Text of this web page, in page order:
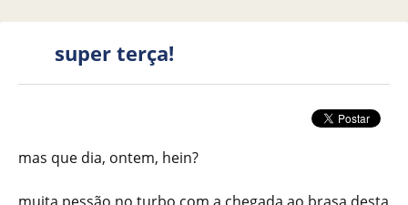
super terça!
mas que dia, ontem, hein?